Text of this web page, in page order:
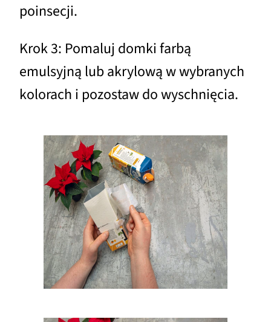
poinsecji.
Krok 3: Pomaluj domki farbą
emulsyjną lub akrylową w wybranych
kolorach i pozostaw do wyschnięcia.